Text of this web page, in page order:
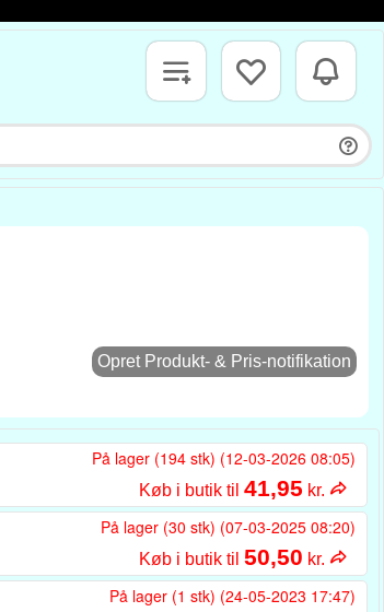
Opret Produkt- & Pris-notifikation
På lager (194 stk) (12-03-2026 08:05)
Køb i butik til 41,95 kr.
På lager (30 stk) (07-03-2025 08:20)
Køb i butik til 50,50 kr.
På lager (1 stk) (24-05-2023 17:47)